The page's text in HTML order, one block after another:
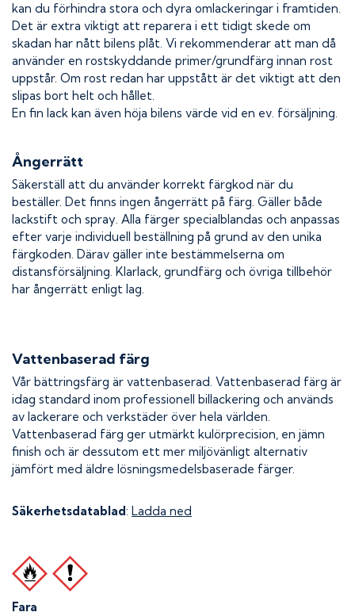
kan du förhindra stora och dyra omlackeringar i framtiden.
Det är extra viktigt att reparera i ett tidigt skede om
skadan har nått bilens plåt. Vi rekommenderar att man då
använder en rostskyddande primer/grundfärg innan rost
uppstår. Om rost redan har uppstått är det viktigt att den
slipas bort helt och hållet.
En fin lack kan även höja bilens värde vid en ev. försäljning.
Ångerrätt
Säkerställ att du använder korrekt färgkod när du
beställer. Det finns ingen ångerrätt på färg. Gäller både
lackstift och spray. Alla färger specialblandas och anpassas
efter varje individuell beställning på grund av den unika
färgkoden. Därav gäller inte bestämmelserna om
distansförsäljning. Klarlack, grundfärg och övriga tillbehör
har ångerrätt enligt lag.
Vattenbaserad färg
Vår bättringsfärg är vattenbaserad. Vattenbaserad färg är
idag standard inom professionell billackering och används
av lackerare och verkstäder över hela världen.
Vattenbaserad färg ger utmärkt kulörprecision, en jämn
finish och är dessutom ett mer miljövänligt alternativ
jämfört med äldre lösningsmedelsbaserade färger.
Säkerhetsdatablad: Ladda ned
Fara